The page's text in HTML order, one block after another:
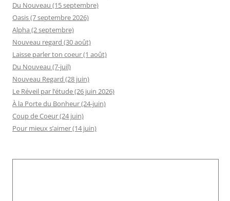
Du Nouveau (15 septembre)
Oasis (7 septembre 2026)
Alpha (2 septembre)
Nouveau regard (30 août)
Laisse parler ton coeur (1 août)
Du Nouveau (7-juil)
Nouveau Regard (28 juin)
Le Réveil par l’étude (26 juin 2026)
À la Porte du Bonheur (24-juin)
Coup de Coeur (24 juin)
Pour mieux s’aimer (14 juin)